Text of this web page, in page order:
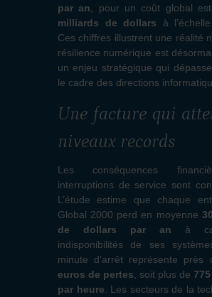
par an , pour un coût global
milliards de dollars à
Ces chiffres illustrent une réalité
résilience numérique est
un enjeu stratégique qui
le cadre des directions
Une facture qui
niveaux records
Les conséquences
interruptions de service sont
L’étude estime que chaque
Global 2000 perd en moyenne
de dollars par an à
indisponibilités de ses
minute d’arrêt représente près
euros de pertes , soit plus de
par heure . Les secteurs de la